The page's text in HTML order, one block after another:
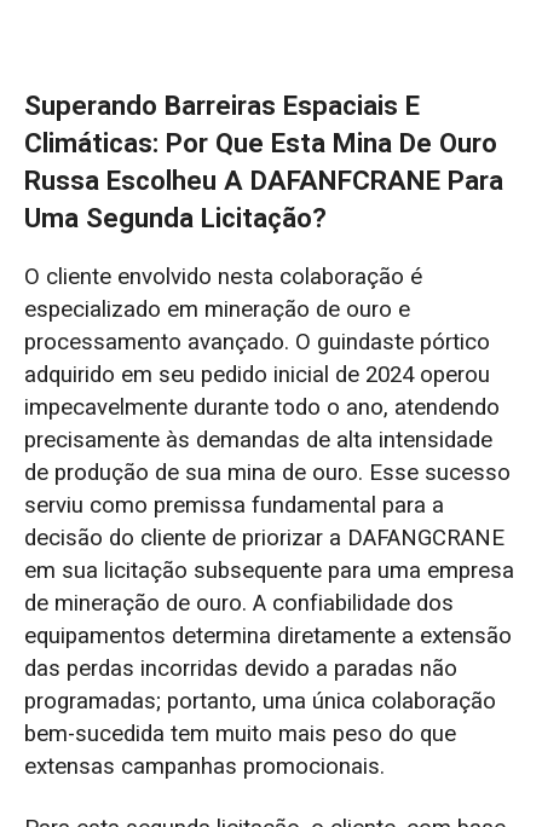
Superando Barreiras Espaciais E
Climáticas: Por Que Esta Mina De Ouro
Russa Escolheu A DAFANFCRANE Para
Uma Segunda Licitação?
O cliente envolvido nesta colaboração é
especializado em mineração de ouro e
processamento avançado. O guindaste pórtico
adquirido em seu pedido inicial de 2024 operou
impecavelmente durante todo o ano, atendendo
precisamente às demandas de alta intensidade
de produção de sua mina de ouro. Esse sucesso
serviu como premissa fundamental para a
decisão do cliente de priorizar a DAFANGCRANE
em sua licitação subsequente para uma empresa
de mineração de ouro. A confiabilidade dos
equipamentos determina diretamente a extensão
das perdas incorridas devido a paradas não
programadas; portanto, uma única colaboração
bem-sucedida tem muito mais peso do que
extensas campanhas promocionais.